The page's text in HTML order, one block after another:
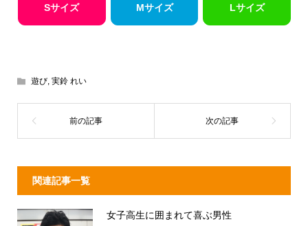
Sサイズ Mサイズ Lサイズ
遊び, 実鈴 れい
関連記事一覧
女子高生に囲まれて喜ぶ男性